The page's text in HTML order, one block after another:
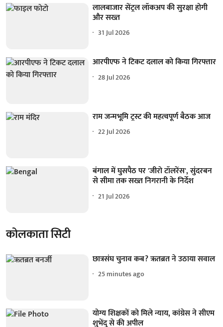
लालबाजार सेंट्रल लॉकअप की सुरक्षा होगी
और सख्त
31 Jul 2026
आरपीएफ ने टिकट दलाल को किया गिरफ्तार
28 Jul 2026
राम जन्मभूमि ट्रस्ट की महत्वपूर्ण बैठक आज
22 Jul 2026
बंगाल में घुसपैठ पर 'जीरो टॉलरेंस', सुंदरबन
से सीमा तक सख्त निगरानी के निर्देश
21 Jul 2026
कोलकाता सिटी
छात्रसंघ चुनाव कब? ऋतब्रत ने उठाया सवाल
25 minutes ago
योग्य शिक्षकों को मिले न्याय, कांग्रेस ने सीएम
शुभेंदु से की अपील